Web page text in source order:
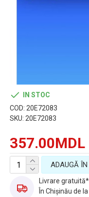
357.00MDL
IN STOC
COD: 20E72083
SKU: 20E72083
ADAUGĂ ÎN
Livrare gratuită*
În Chișinău de